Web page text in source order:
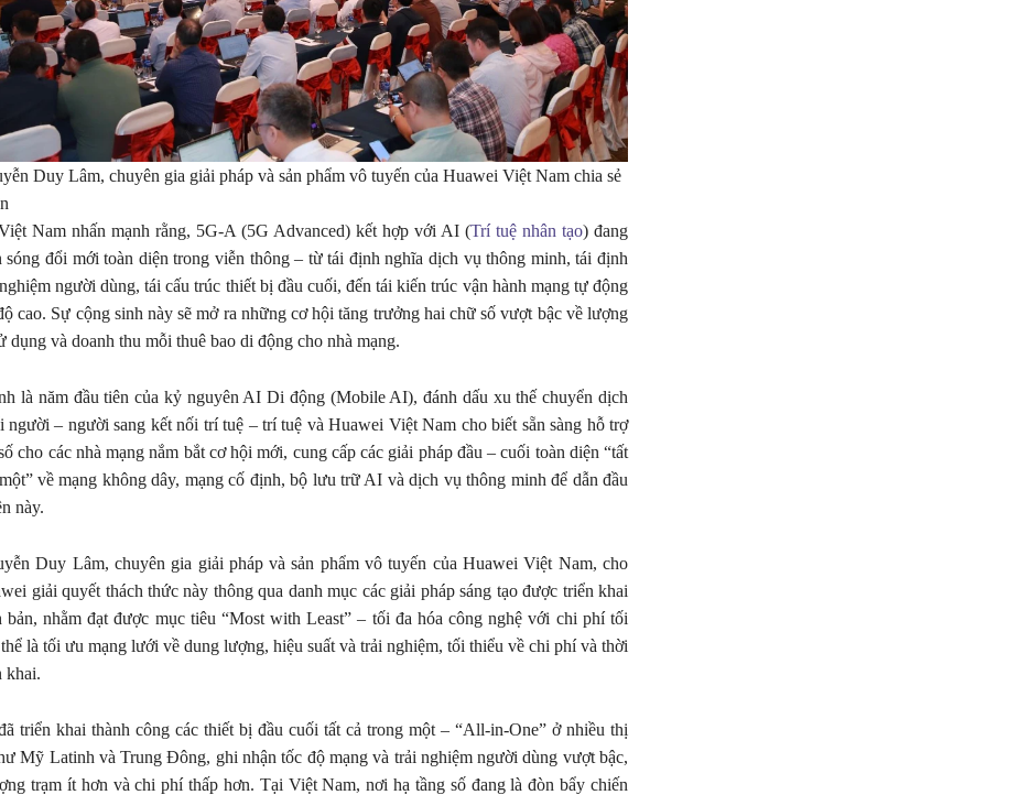
Duy Lâm, chuyên gia giải pháp và sản phẩm vô tuyến của Huawei Việt Nam chia sẻ
Nam nhấn mạnh rằng, 5G-A (5G Advanced) kết hợp với AI (Trí tuệ nhân tạo) đang
sóng đổi mới toàn diện trong viễn thông – từ tái định nghĩa dịch vụ thông minh, tái định
người dùng, tái cấu trúc thiết bị đầu cuối, đến tái kiến trúc vận hành mạng tự động
cao. Sự cộng sinh này sẽ mở ra những cơ hội tăng trưởng hai chữ số vượt bậc về lượng
dụng và doanh thu mỗi thuê bao di động cho nhà mạng.
là năm đầu tiên của kỷ nguyên AI Di động (Mobile AI), đánh dấu xu thế chuyển dịch
người – người sang kết nối trí tuệ – trí tuệ và Huawei Việt Nam cho biết sẵn sàng hỗ trợ
cho các nhà mạng nắm bắt cơ hội mới, cung cấp các giải pháp đầu – cuối toàn diện “tất
về mạng không dây, mạng cố định, bộ lưu trữ AI và dịch vụ thông minh để dẫn đầu
này.
Duy Lâm, chuyên gia giải pháp và sản phẩm vô tuyến của Huawei Việt Nam, cho
giải quyết thách thức này thông qua danh mục các giải pháp sáng tạo được triển khai
bản, nhằm đạt được mục tiêu “Most with Least” – tối đa hóa công nghệ với chi phí tối
là tối ưu mạng lưới về dung lượng, hiệu suất và trải nghiệm, tối thiểu về chi phí và thời
khai.
triển khai thành công các thiết bị đầu cuối tất cả trong một – “All-in-One” ở nhiều thị
Mỹ Latinh và Trung Đông, ghi nhận tốc độ mạng và trải nghiệm người dùng vượt bậc,
trạm ít hơn và chi phí thấp hơn. Tại Việt Nam, nơi hạ tầng số đang là đòn bẩy chiến